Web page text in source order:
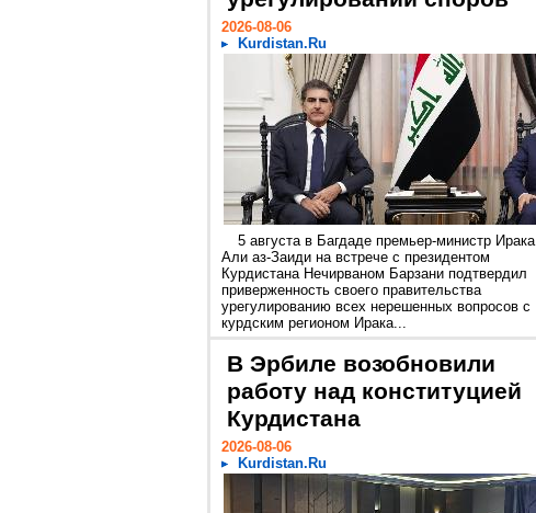
2026-08-06
Kurdistan.Ru
5 августа в Багдаде премьер-министр Ирака
Али аз-Заиди на встрече с президентом
Курдистана Нечирваном Барзани подтвердил
приверженность своего правительства
урегулированию всех нерешенных вопросов с
курдским регионом Ирака...
В Эрбиле возобновили
работу над конституцией
Курдистана
2026-08-06
Kurdistan.Ru